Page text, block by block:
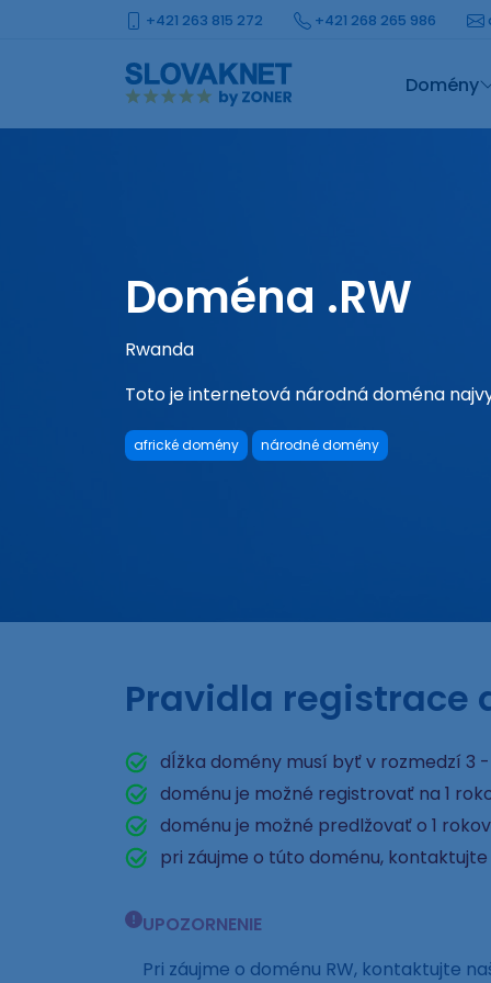
+421 263 815 272 +421 268 265 986
Domény
Doména .RW
Rwanda
Toto je internetová národná doména
africké domény národné domény
Pravidla registrace
dĺžka domény musí byť v rozmedzí 3
doménu je možné registrovať na 1
doménu je možné predlžovať o 1 rokov
pri záujme o túto doménu,
UPOZORNENIE
Pri záujme o doménu RW, kontaktujte